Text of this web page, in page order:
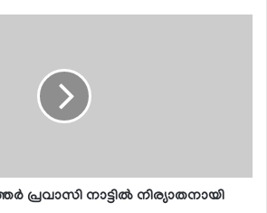
പ്രവാസി നാട്ടില്‍ നിര്യാതനായി